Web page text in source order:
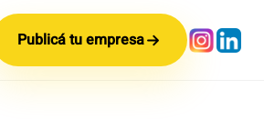
Publicá tu empresa